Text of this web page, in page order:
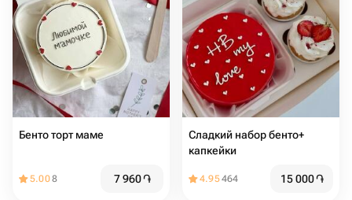
Бенто торт маме
5.008 7 960֏
Сладкий набор бенто+
капкейки
4.95464 15 000֏